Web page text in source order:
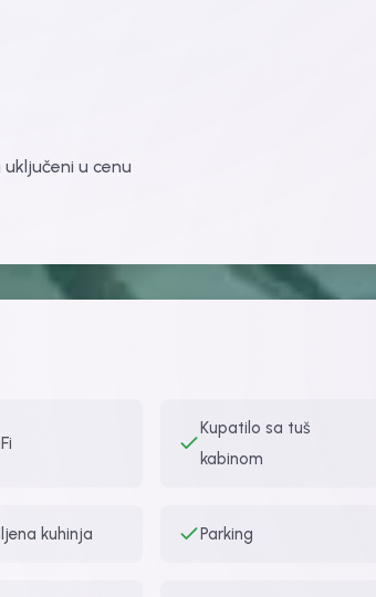
u cenu
Kupatilo sa tuš
kabinom
kuhinja Parking